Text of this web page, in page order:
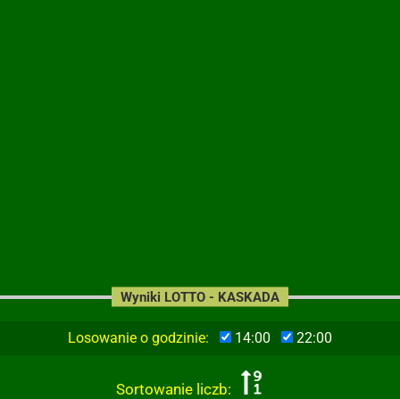
Losowanie o godzinie: 14:00 22:00
Sortowanie liczb:
Wyniki LOTTO - KASKADA